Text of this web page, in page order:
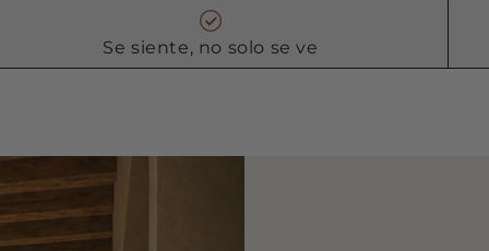
Se siente, no solo se ve